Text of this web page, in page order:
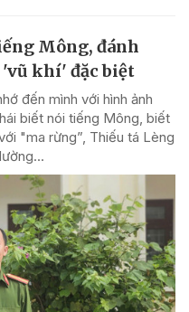
Mông, đánh
khí' đặc biệt
đến mình với hình ảnh
biết nói tiếng Mông, biết
"ma rừng”, Thiếu tá Lèng